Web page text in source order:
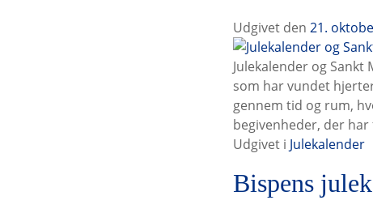
Udgivet den 21.
Julekalender og
som har vundet
gennem tid og rum,
begivenheder, der
Udgivet i Julekalender
Bispens